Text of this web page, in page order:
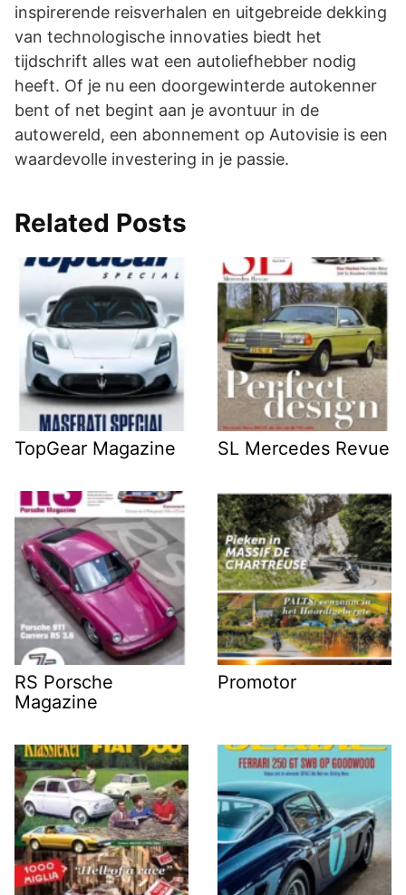
inspirerende reisverhalen en uitgebreide dekking
van technologische innovaties biedt het
tijdschrift alles wat een autoliefhebber nodig
heeft. Of je nu een doorgewinterde autokenner
bent of net begint aan je avontuur in de
autowereld, een abonnement op Autovisie is een
waardevolle investering in je passie.
Related Posts
TopGear Magazine SL Mercedes Revue
RS Porsche
Magazine
Promotor